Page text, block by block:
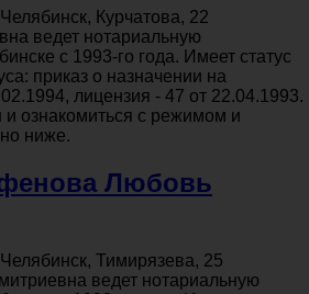
Курчатова, 22
ведет нотариальную
с 1993-го года. Имеет статус
приказ о назначении на
лицензия - 47 от 22.04.1993.
и ознакомиться с режимом и
ниже.
Любовь
Тимирязева, 25
ведет нотариальную